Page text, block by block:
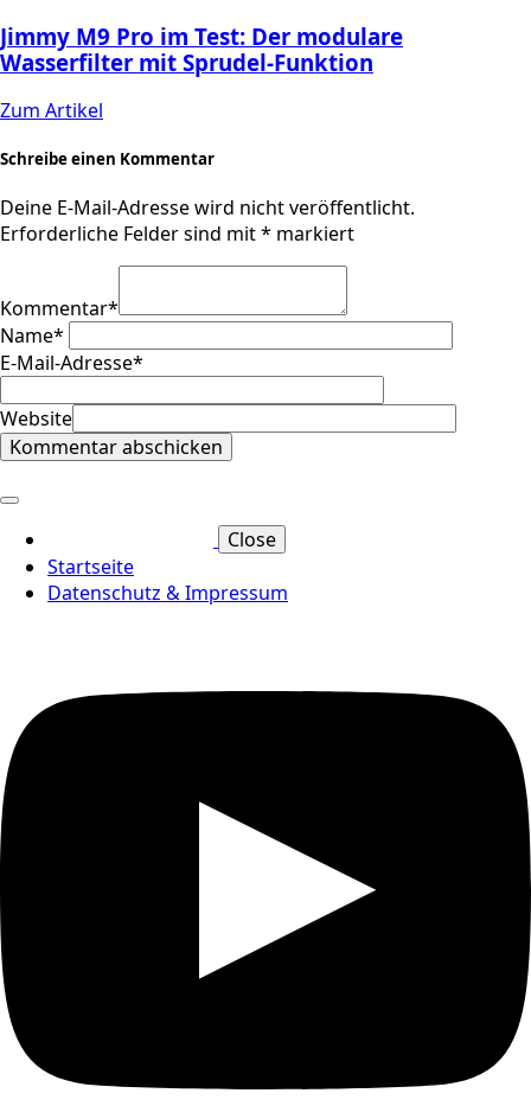
Jimmy M9 Pro im Test: Der modulare
Wasserfilter mit Sprudel-Funktion
Zum Artikel
Schreibe einen Kommentar
Deine E-Mail-Adresse wird nicht veröffentlicht.
Erforderliche Felder sind mit* markiert
Kommentar*
Name*
E-Mail-Adresse*
Website
Close
Startseite
Datenschutz & Impressum